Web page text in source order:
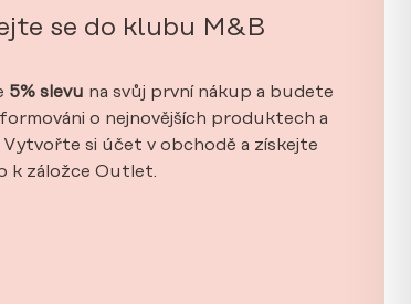
se do klubu M&B
5% slevu na svůj první nákup a budete
o nejnovějších produktech a
Vytvořte si účet v obchodě a získejte
k záložce Outlet.